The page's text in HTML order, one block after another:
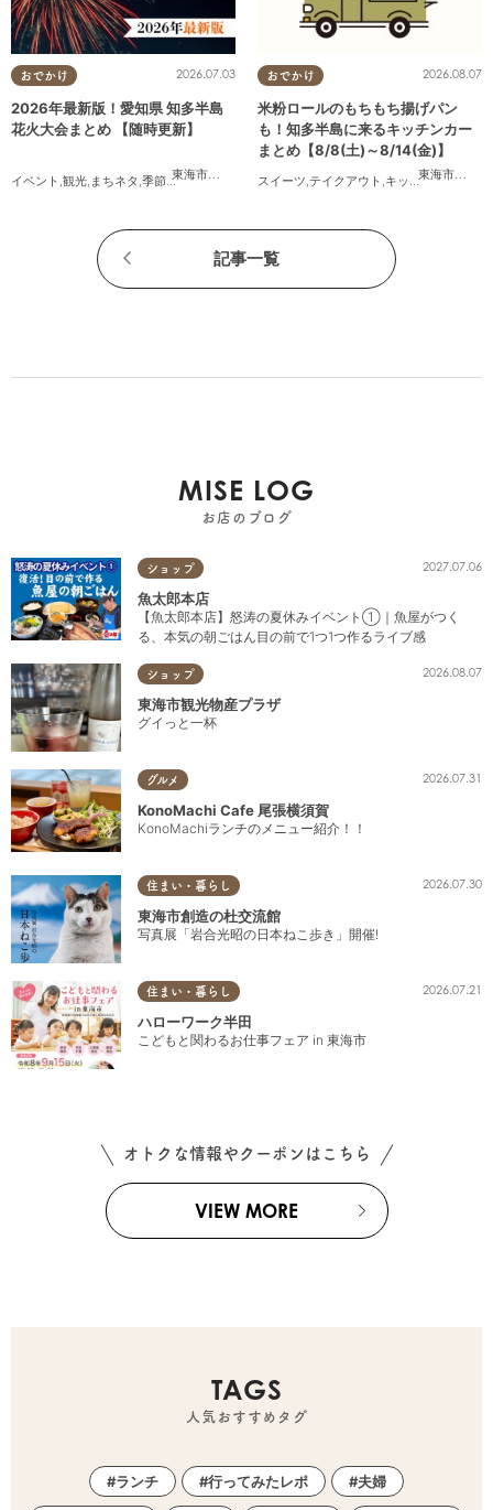
おでかけ
東海市
,大府市 知多市 東浦町 ,阿久比町 半田市,常滑市,武豊
2026.07.03
2026年最新版！愛知県 知多半島
花火大会まとめ 【随時更新】
イベント 観光 まちネタ 季節ネタ ,まとめ記事 親子 ,夫婦 ,家族,カップル,友人
おでかけ
東海市
,大府
2026.08.07
米粉ロールのもちもち揚げパン
も！知多半島に来るキッチンカー
まとめ【8/8(土)～8/14(金)】
スイーツ テイクアウト キッチンカー ,イベ
記事一覧
MISE LOG
お店のブログ
ショップ 2027.07.06
魚太郎本店
【魚太郎本店】怒涛の夏休みイベント①｜魚屋がつく
る、本気の朝ごはん目の前で1つ1つ作るライブ感
ショップ 2026.08.07
東海市観光物産プラザ
グイっと一杯
グルメ 2026.07.31
KonoMachi Cafe 尾張横須賀
KonoMachiランチのメニュー紹介！！
住まい・暮らし 2026.07.30
東海市創造の杜交流館
写真展「岩合光昭の日本ねこ歩き」開催!
住まい・暮らし 2026.07.21
ハローワーク半田
こどもと関わるお仕事フェア in 東海市
オトクな情報やクーポンはこちら
VIEW MORE
TAGS
人気おすすめタグ
ランチ 行ってみたレポ 夫婦